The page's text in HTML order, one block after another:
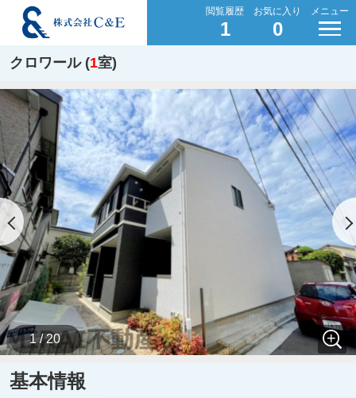
閲覧履歴
1
お気に入り
0
メニュー
クロワール (1室)
1 / 20
基本情報